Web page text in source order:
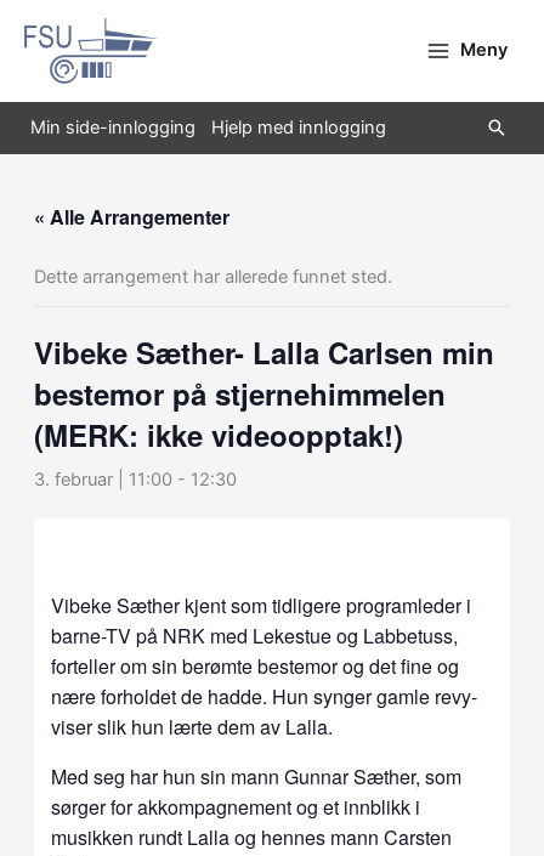
rett
innholdet
Meny
Min side-innlogging Hjelp med innlogging Søk
« Alle Arrangementer
Dette arrangement har allerede funnet sted.
Vibeke Sæther- Lalla Carlsen min
bestemor på stjernehimmelen
(MERK: ikke videoopptak!)
3. februar | 11:00 - 12:30
Vibeke Sæther kjent som tidligere programleder i
barne-TV på NRK med Lekestue og Labbetuss,
forteller om sin berømte bestemor og det fine og
nære forholdet de hadde. Hun synger gamle revy-
viser slik hun lærte dem av Lalla.
Med seg har hun sin mann Gunnar Sæther, som
sørger for akkompagnement og et innblikk i
musikken rundt Lalla og hennes mann Carsten